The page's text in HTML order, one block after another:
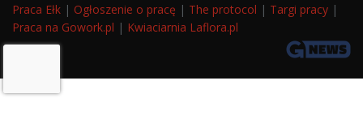
Praca Ełk | Ogłoszenie o pracę | The protocol | Targi pracy |
Praca na Gowork.pl | Kwiaciarnia Laflora.pl